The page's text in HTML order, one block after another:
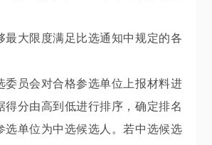
大限度满足比选通知中规定的各
员会对合格参选单位上报材料进
得分由高到低进行排序，确定排名
选单位为中选候选人。若中选候选